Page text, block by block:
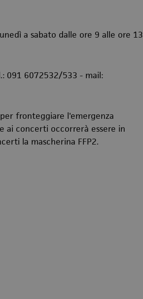
a sabato dalle ore 9 alle ore 13
091 6072532/533 - mail:
fronteggiare l'emergenza
ai concerti occorrerà essere in
la mascherina FFP2.